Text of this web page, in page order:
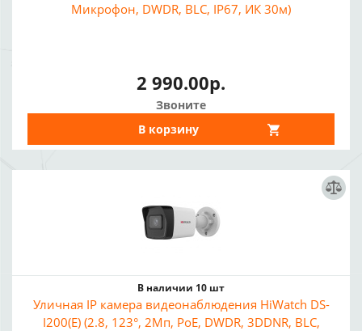
Микрофон, DWDR, BLC, IP67, ИК 30м)
2 990.00р.
Звоните
В корзину
В наличии 10 шт
Уличная IP камера видеонаблюдения HiWatch DS-
I200(E) (2.8, 123°, 2Мп, PoE, DWDR, 3DDNR, BLC,